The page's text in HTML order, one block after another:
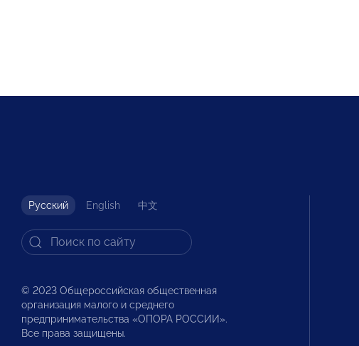
Русский English 中文
© 2023 Общероссийская общественная
организация малого и среднего
предпринимательства «ОПОРА РОССИИ».
Все права защищены.